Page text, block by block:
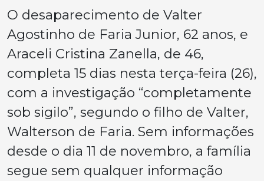
O desaparecimento de Valter
Agostinho de Faria Junior, 62 anos, e
Araceli Cristina Zanella, de 46,
completa 15 dias nesta terça-feira (26),
com a investigação “completamente
sob sigilo”, segundo o filho de Valter,
Walterson de Faria. Sem informações
desde o dia 11 de novembro, a família
segue sem qualquer informação